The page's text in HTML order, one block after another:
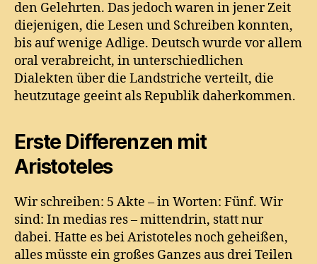
den Gelehrten. Das jedoch waren in jener Zeit
diejenigen, die Lesen und Schreiben konnten,
bis auf wenige Adlige. Deutsch wurde vor allem
oral verabreicht, in unterschiedlichen
Dialekten über die Landstriche verteilt, die
heutzutage geeint als Republik daherkommen.
Erste Differenzen mit
Aristoteles
Wir schreiben: 5 Akte – in Worten: Fünf. Wir
sind: In medias res – mittendrin, statt nur
dabei. Hatte es bei Aristoteles noch geheißen,
alles müsste ein großes Ganzes aus drei Teilen